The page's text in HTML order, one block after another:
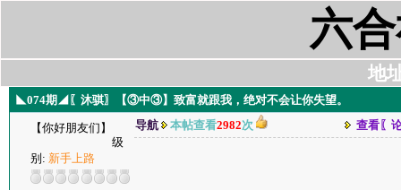
六
地
◣074期◢〖沐骐〗【③中③】致富就跟我，绝对不会让你失望。
【你好朋友们】
级
别: 新手上路
导航 本帖查看2982次 查看〖